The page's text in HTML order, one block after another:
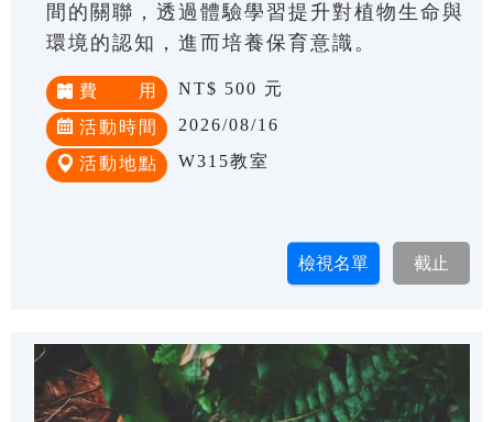
間的關聯，透過體驗學習提升對植物生命與
環境的認知，進而培養保育意識。
費 用 NT$ 500 元
活動時間 2026/08/16
活動地點 W315教室